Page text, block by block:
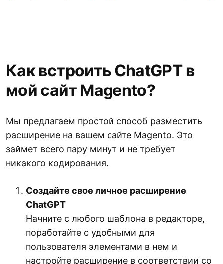
Как встроить ChatGPT в
мой сайт Magento?
Мы предлагаем простой способ разместить
расширение на вашем сайте Magento. Это
займет всего пару минут и не требует
никакого кодирования.
Создайте свое личное расширение
ChatGPT
Начните с любого шаблона в редакторе,
поработайте с удобными для
пользователя элементами в нем и
настройте расширение в соответствии со